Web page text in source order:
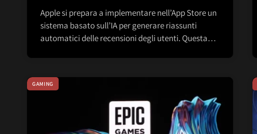
Apple si prepara a implementare nell’App Store un
sistema basato sull’IA per generare riassunti
automatici delle recensioni degli utenti. Questa…
GAMING